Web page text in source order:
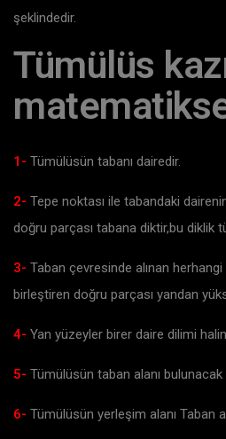
şeklindedir.
Tümülüs
1- Tümülüsün tabanı dairedir.
2- Tepe noktası ile tabandaki
doğru parçası tabana diktir,bu diklik
3- Taban çevresinde alınan
birleştiren doğru parçası yandan
4- Yan yüzeyler birer daire dilimi
5- Tümülüsün taban alanı bulunacak
6- Tümülüsün yerleşim alanı Taban